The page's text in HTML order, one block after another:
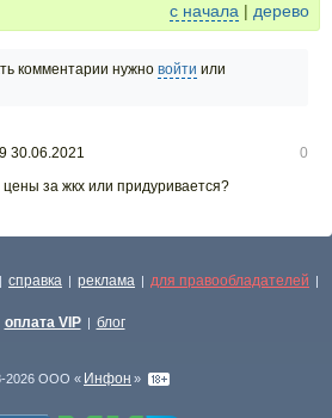
с начала | дерево
комментарии нужно войти или
30.06.2021
0
за жкх или придуривается?
| справка | реклама | для правообладателей |
оплата VIP | блог
2026 ООО « Инфон »